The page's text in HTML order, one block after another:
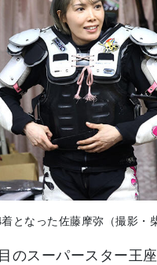
着となった佐藤摩弥（撮影・
のスーパースター王